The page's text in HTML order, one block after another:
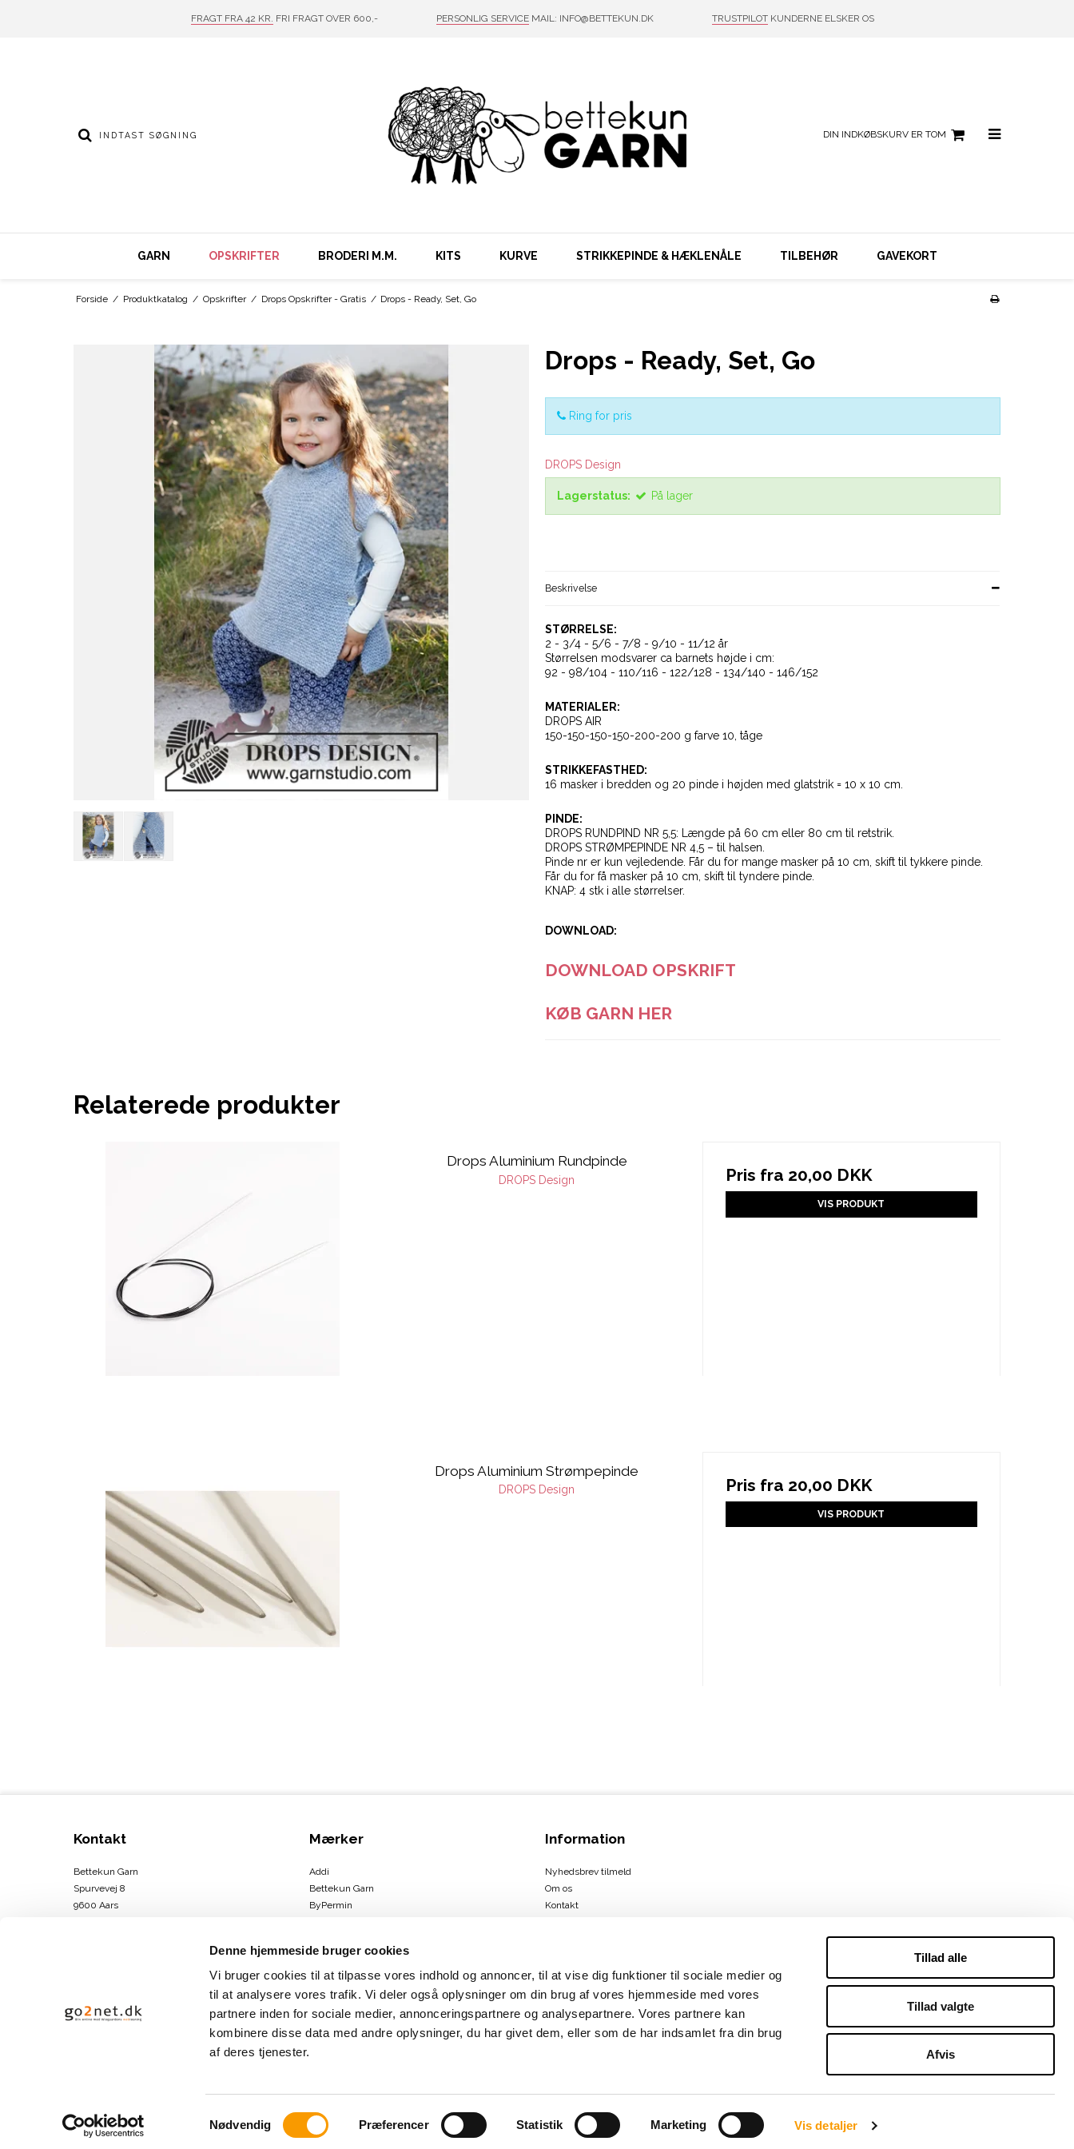
Denne hjemmeside bruger cookies
Vi bruger cookies til at tilpasse vores indhold og annoncer, til at vise dig funktioner til sociale medier og
til at analysere vores trafik. Vi deler også oplysninger om din brug af vores hjemmeside med vores
partnere inden for sociale medier, annonceringspartnere og analysepartnere. Vores partnere kan
kombinere disse data med andre oplysninger, du har givet dem, eller som de har indsamlet fra din brug
af deres tjenester.
Nødvendig Præferencer Statistik Marketing Vis detaljer
Tillad alle
Tillad valgte
Afvis
FRAGT FRA 42 KR. FRI FRAGT OVER 600,- PERSONLIG SERVICEMAIL: INFO@BETTEKUN.DK TRUSTPILOTKUNDERNE ELSKER OS
DIN INDKØBSKURV ER TOM
GARN OPSKRIFTER BRODERI M.M. KITS KURVE STRIKKEPINDE & HÆKLENÅLE TILBEHØR GAVEKORT
Forside / Produktkatalog / Opskrifter / Drops Opskrifter - Gratis / Drops - Ready, Set, Go
Drops - Ready, Set, Go
Ring for pris
DROPS Design
Lagerstatus: På lager
Beskrivelse
STØRRELSE:
2 - 3/4 - 5/6 - 7/8 - 9/10 - 11/12 år
Størrelsen modsvarer ca barnets højde i cm:
92 - 98/104 - 110/116 - 122/128 - 134/140 - 146/152
MATERIALER:
DROPS AIR
150-150-150-150-200-200 g farve 10, tåge
STRIKKEFASTHED:
16 masker i bredden og 20 pinde i højden med glatstrik = 10 x 10 cm.
PINDE:
DROPS RUNDPIND NR 5,5: Længde på 60 cm eller 80 cm til retstrik.
DROPS STRØMPEPINDE NR 4,5 – til halsen.
Pinde nr er kun vejledende. Får du for mange masker på 10 cm, skift til tykkere pinde.
Får du for få masker på 10 cm, skift til tyndere pinde.
KNAP: 4 stk i alle størrelser.
DOWNLOAD:
DOWNLOAD OPSKRIFT
KØB GARN HER
Relaterede produkter
Drops Aluminium Rundpinde
DROPS Design Pris fra 20,00 DKK
VIS PRODUKT
Drops Aluminium Strømpepinde
DROPS Design Pris fra 20,00 DKK
VIS PRODUKT
Kontakt
Bettekun Garn
Spurvevej 8
9600 Aars
Sitemap
Mærker
Addi
Bettekun Garn
ByPermin
DMC
Drops
DROPS Design
Information
Nyhedsbrev tilmeld
Om os
Kontakt